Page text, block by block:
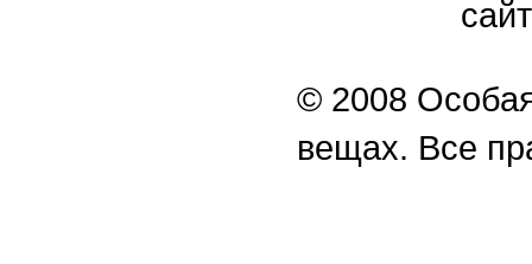
© 2008
вещах. Все